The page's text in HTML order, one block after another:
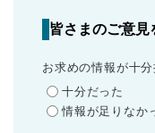
皆さまのご意見
お求めの情報が十
十分だった
情報が足りなか